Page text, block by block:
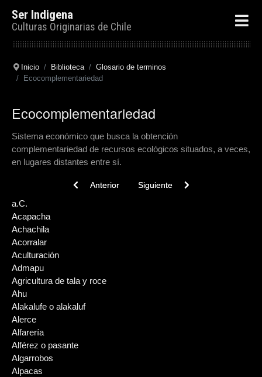
Ser Indigena
Culturas Originarias de Chile
Inicio Biblioteca
Glosario de terminos
Ecocomplementariedad
Ecocomplementariedad
Sistema económico que busca la obtención
complementariedad de recursos ecológicos situados, a veces,
en lugares distantes entre sí.
Previous article: Ecosistema
Anterior Next article: Dungunmachife
Siguiente
a.C.
Acapacha
Achachila
Acorralar
Aculturación
Admapu
Agricultura de tala y roce
Ahu
Alakalufe o alakaluf
Alerce
Alfarería
Alférez o pasante
Algarrobos
Alpacas